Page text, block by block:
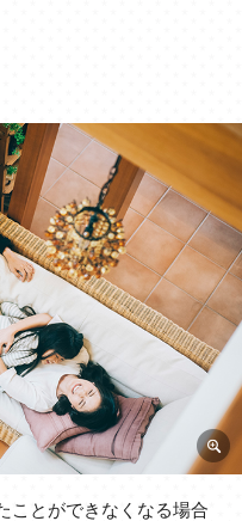
ことができなくなる場合